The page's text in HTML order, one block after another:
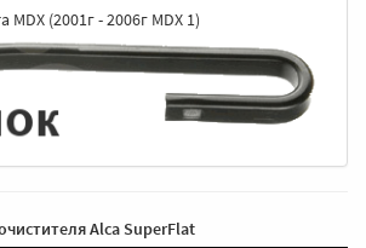
(2001г - 2006г MDX 1)
Alca SuperFlat